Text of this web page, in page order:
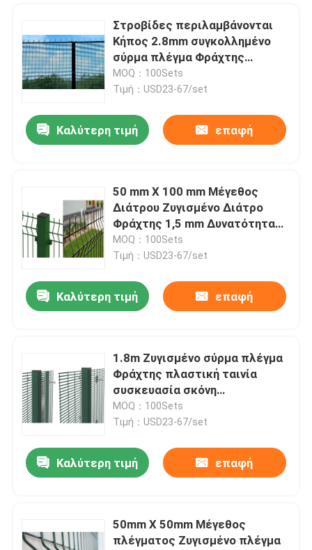
Στροβίδες περιλαμβάνονται
Κήπος 2.8mm συγκολλημένο
σύρμα πλέγμα Φράχτης
Πίνακες PVC επικαλυμμένο
καμπύλη σχεδίαση
MOQ：100Sets
Τιμή：USD23-67/set
Καλύτερη τιμή επαφή
50 mm X 100 mm Μέγεθος
Διάτρου Ζυγισμένο Διάτρο
Φράχτης 1,5 mm Δυνατότητα
στήλης 1,5 M
MOQ：100Sets
Τιμή：USD23-67/set
Καλύτερη τιμή επαφή
1.8m Ζυγισμένο σύρμα πλέγμα
Φράχτης πλαστική ταινία
συσκευασία σκόνη
επικαλυμμένη
MOQ：100Sets
Τιμή：USD23-67/set
Καλύτερη τιμή επαφή
50mm X 50mm Μέγεθος
πλέγματος Ζυγισμένο πλέγμα